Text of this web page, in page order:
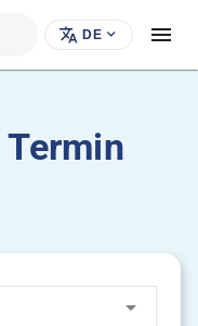
DE